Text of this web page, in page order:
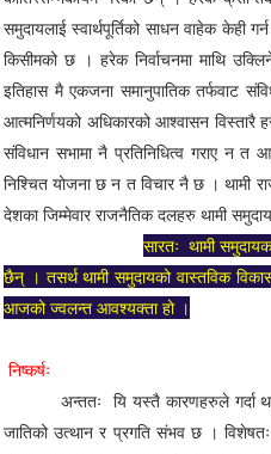
समुदायलाई स्वार्थपूर्तिको साधन वाहेक केही
किसीमको छ । हरेक निर्वाचनमा माथि
इतिहास मै एकजना समानुपातिक तर्फवाट
आत्मनिर्णयको अधिकारको आश्वासन
संविधान सभामा नै प्रतिनिधित्व गराए न त
निश्चित योजना छ न त विचार नै छ । थामी
देशका जिम्मेवार राजनैतिक दलहरु थामी
सारतः थामी
छैन् । तसर्थ थामी समुदायको वास्तविक
आजको ज्वलन्त आवश्यक्ता हो ।
निष्कर्षः
अन्ततः यि यस्तै कारणहरुले गर्दा थामी
जातिको उत्थान र प्रगति संभव छ ।